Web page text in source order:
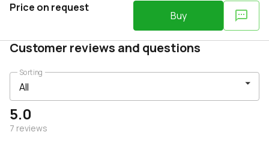
Price on request
Buy
Customer reviews and questions
5.0
7 reviews
Sorting